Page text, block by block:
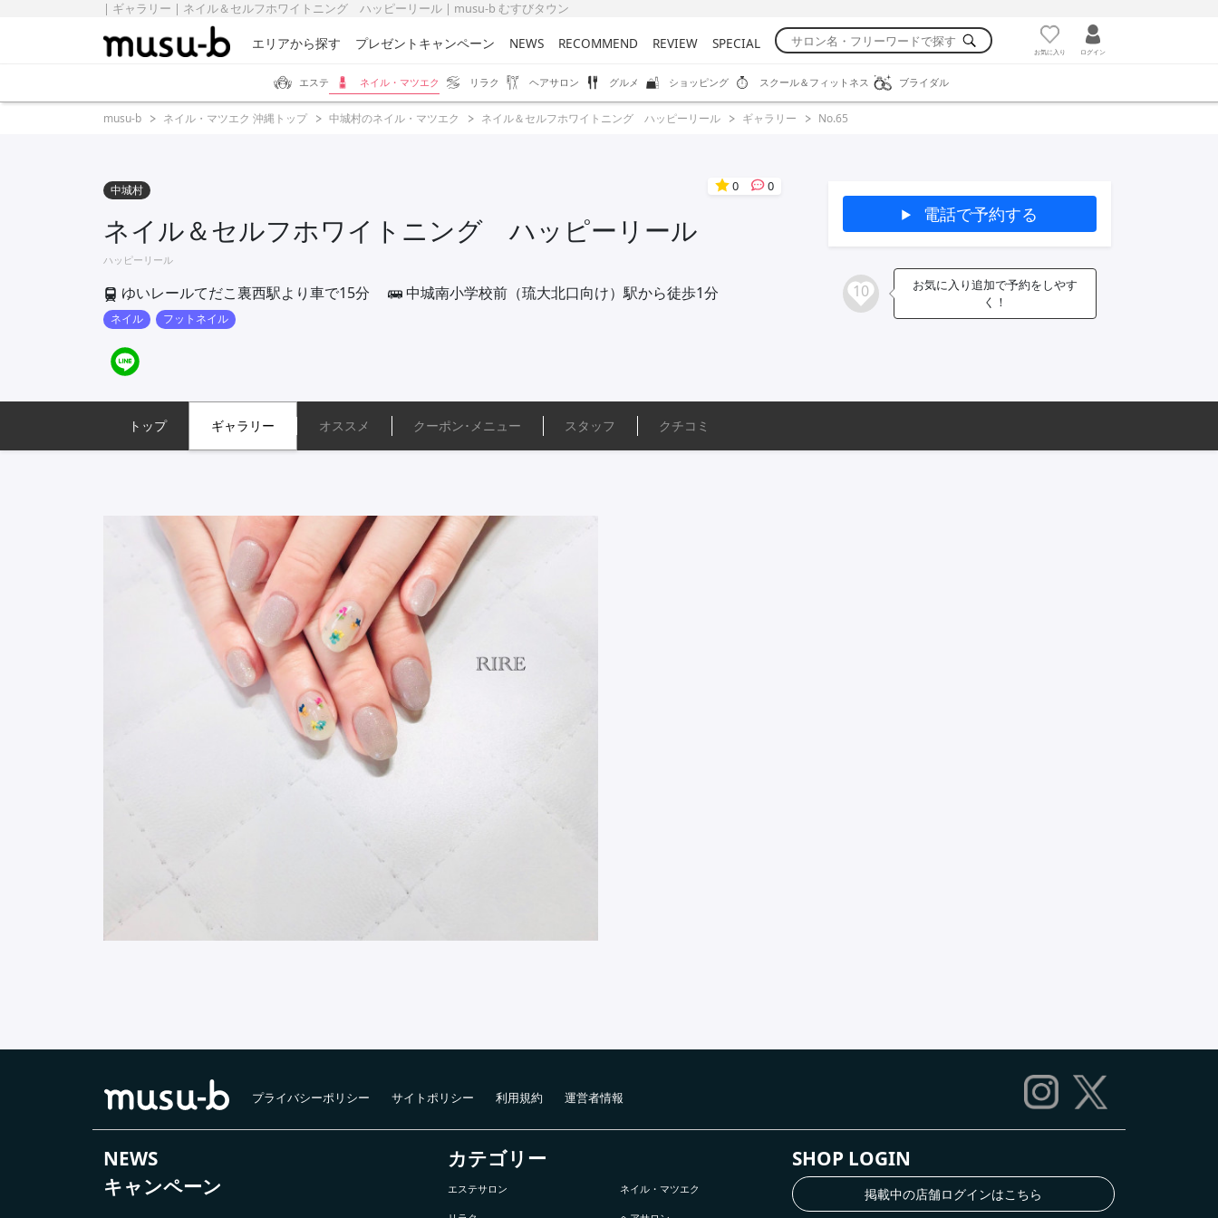
| ギャラリー | ネイル＆セルフホワイトニング ハッピーリール | musu-b むすびタウン
エリアから探す プレゼントキャンペーン NEWS RECOMMEND REVIEW SPECIAL お気に入り ログイン
エステ ネイル・マツエク リラク ヘアサロン グルメ ショッピング スクール＆フィットネス ブライダル
musu-b ネイル・マツエク 沖縄トップ 中城村のネイル・マツエク ネイル＆セルフホワイトニング ハッピーリール ギャラリー No.65
中城村 0 0
ネイル＆セルフホワイトニング ハッピーリール
ハッピーリール
ゆいレールてだこ裏西駅より車で15分 中城南小学校前（琉大北口向け）駅から徒歩1分
ネイル フットネイル
電話で予約する
10
お気に入り追加で予約をしやす
く！
トップ ギャラリー オススメ クーポン･ メニュー スタッフ クチコミ
プライバシーポリシー サイトポリシー 利用規約 運営者情報
NEWS
キャンペーン
カテゴリー
エステサロン ネイル・マツエク
SHOP LOGIN
掲載中の店舗ログインはこちら